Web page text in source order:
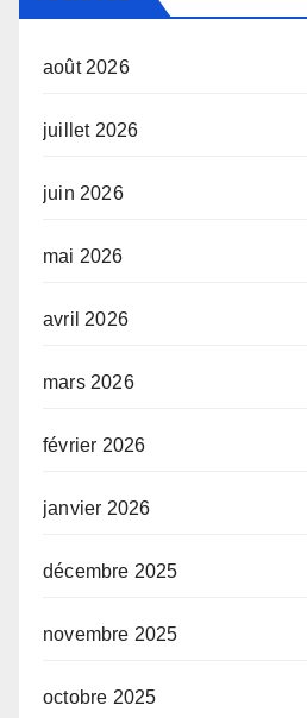
août 2026
juillet 2026
juin 2026
mai 2026
avril 2026
mars 2026
février 2026
janvier 2026
décembre 2025
novembre 2025
octobre 2025